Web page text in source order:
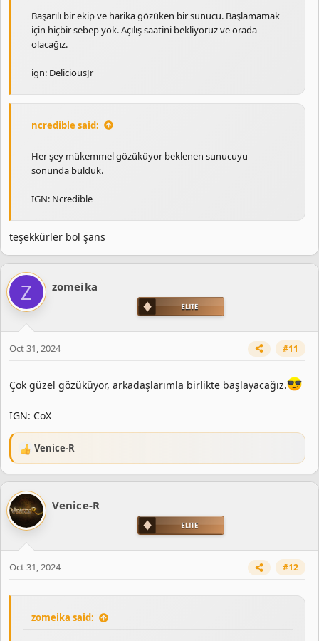
Başarılı bir ekip ve harika gözüken bir sunucu. Başlamamak
için hiçbir sebep yok. Açılış saatini bekliyoruz ve orada
olacağız.
ign: DeliciousJr
ncredible said:
Her şey mükemmel gözüküyor beklenen sunucuyu
sonunda bulduk.
IGN: Ncredible
teşekkürler bol şans
Z zomeika
Oct 31, 2024 #11
Çok güzel gözüküyor, arkadaşlarımla birlikte başlayacağız.
IGN: CoX
R
e
a
c
t
i
o
:
Venice-R
Venice-R
Oct 31, 2024 #12
zomeika said: